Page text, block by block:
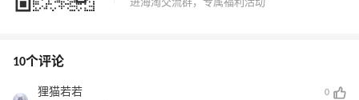
10个评论
狸猫若若
0